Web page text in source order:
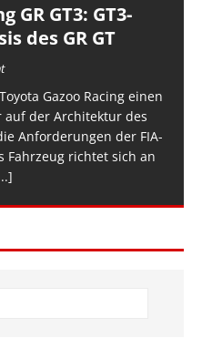
GR GT3: GT3-
des GR GT
Gazoo Racing einen
auf der Architektur des
Anforderungen der FIA-
Fahrzeug richtet sich an